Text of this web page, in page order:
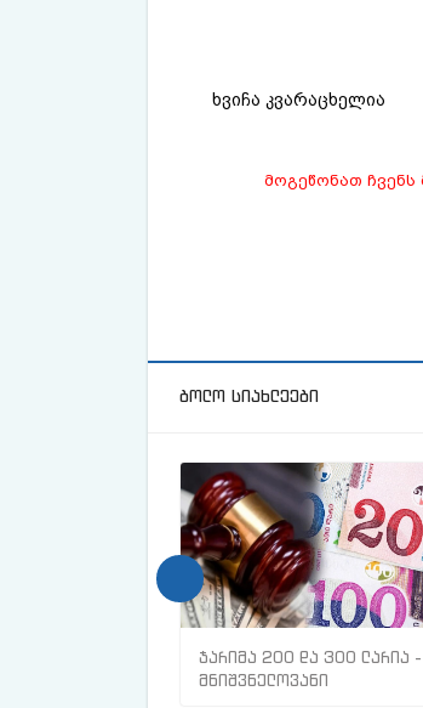
ხვიჩა კვარაცხელია
მოგეწონათ
ბოლო სიახლეები
ჯარიმა 200 და 300 ლარია -
მნიშვნელოვანი